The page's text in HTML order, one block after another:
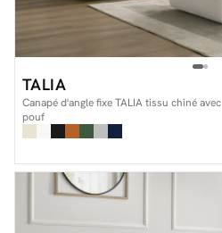
TALIA
Canapé d'angle fixe TALIA tissu chiné avec
pouf